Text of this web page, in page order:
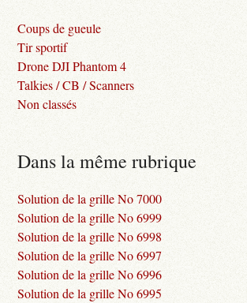
Coups de gueule
Tir sportif
Drone DJI Phantom 4
Talkies / CB / Scanners
Non classés
Dans la même rubrique
Solution de la grille No 7000
Solution de la grille No 6999
Solution de la grille No 6998
Solution de la grille No 6997
Solution de la grille No 6996
Solution de la grille No 6995